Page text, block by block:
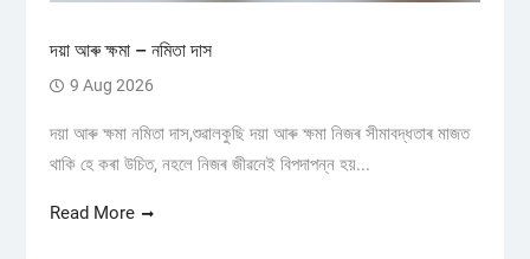
দয়া আৰু ক্ষমা – নমিতা দাস
9 Aug 2026
দয়া আৰু ক্ষমা নমিতা দাস,শুৱালকুছি দয়া আৰু ক্ষমা নিজৰ সীমাবদ্ধতাৰ মাজত
থাকি হে কৰা উচিত, নহলে নিজৰ জীৱনেই বিপদাপন্ন হয়...
Read More